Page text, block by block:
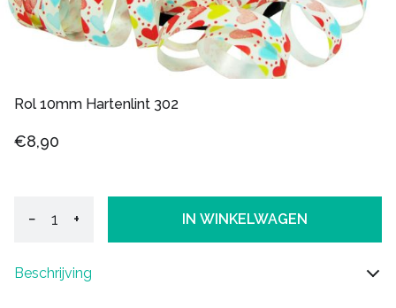
Rol 10mm Hartenlint 302
€8,90
− + IN WINKELWAGEN
Beschrijving